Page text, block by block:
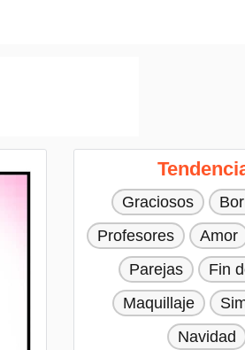
Graciosos
Profesores
Amor
Parejas
Fin
Maquillaje
Navidad